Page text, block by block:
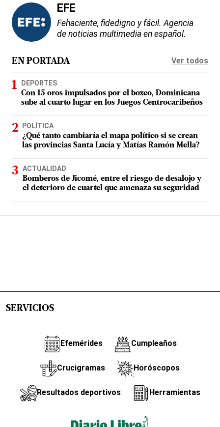
EFE
Fehaciente, fidedigno y fácil. Agencia
de noticias multimedia en español.
EN PORTADA Ver todos
DEPORTES
Con 15 oros impulsados por el boxeo, Dominicana
sube al cuarto lugar en los Juegos Centrocaribeños
POLÍTICA
¿Qué tanto cambiaría el mapa político si se crean
las provincias Santa Lucía y Matías Ramón Mella?
ACTUALIDAD
Bomberos de Jicomé, entre el riesgo de desalojo y
el deterioro de cuartel que amenaza su seguridad
SERVICIOS
Efemérides Cumpleaños
Crucigramas Horóscopos
Resultados deportivos Herramientas